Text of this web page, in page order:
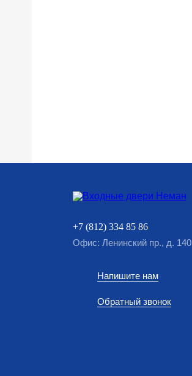
+7 (812) 334 85 86
Офис: Ленинский пр., д. 140
Напишите нам
Обратный звонок